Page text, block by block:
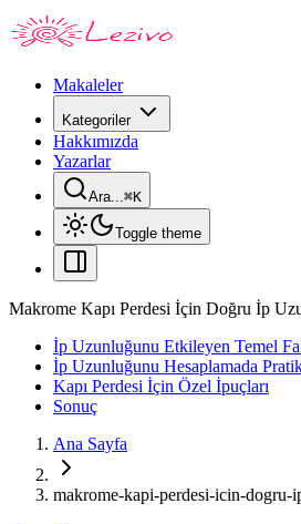
Makaleler
Kategoriler
Hakkımızda
Yazarlar
Ara...⌘K
Toggle theme
Makrome Kapı Perdesi İçin Doğru İp
İp Uzunluğunu Etkileyen Temel
İp Uzunluğunu Hesaplamada
Kapı Perdesi İçin Özel İpuçları
Sonuç
Ana Sayfa
makrome-kapi-perdesi-icin-